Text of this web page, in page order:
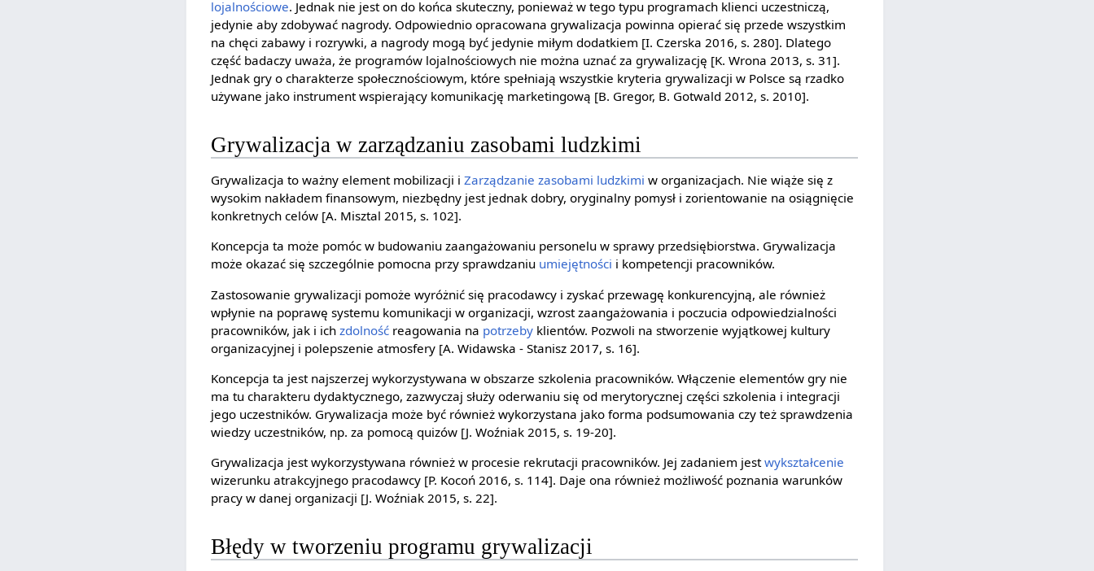
lojalnościowe. Jednak nie jest on do końca skuteczny, ponieważ w tego typu programach klienci uczestniczą,
jedynie aby zdobywać nagrody. Odpowiednio opracowana grywalizacja powinna opierać się przede wszystkim
na chęci zabawy i rozrywki, a nagrody mogą być jedynie miłym dodatkiem [I. Czerska 2016, s. 280]. Dlatego
część badaczy uważa, że programów lojalnościowych nie można uznać za grywalizację [K. Wrona 2013, s. 31].
Jednak gry o charakterze społecznościowym, które spełniają wszystkie kryteria grywalizacji w Polsce są rzadko
używane jako instrument wspierający komunikację marketingową [B. Gregor, B. Gotwald 2012, s. 2010].
Grywalizacja w zarządzaniu zasobami ludzkimi
Grywalizacja to ważny element mobilizacji iZarządzanie zasobami ludzkimi w organizacjach. Nie wiąże się z
wysokim nakładem finansowym, niezbędny jest jednak dobry, oryginalny pomysł i zorientowanie na osiągnięcie
konkretnych celów [A. Misztal 2015, s. 102].
Koncepcja ta może pomóc w budowaniu zaangażowaniu personelu w sprawy przedsiębiorstwa. Grywalizacja
może okazać się szczególnie pomocna przy sprawdzaniu umiejętności i kompetencji pracowników.
Zastosowanie grywalizacji pomoże wyróżnić się pracodawcy i zyskać przewagę konkurencyjną, ale również
wpłynie na poprawę systemu komunikacji w organizacji, wzrost zaangażowania i poczucia odpowiedzialności
pracowników, jak i ichzdolność reagowania na potrzeby klientów. Pozwoli na stworzenie wyjątkowej kultury
organizacyjnej i polepszenie atmosfery [A. Widawska - Stanisz 2017, s. 16].
Koncepcja ta jest najszerzej wykorzystywana w obszarze szkolenia pracowników. Włączenie elementów gry nie
ma tu charakteru dydaktycznego, zazwyczaj służy oderwaniu się od merytorycznej części szkolenia i integracji
jego uczestników. Grywalizacja może być również wykorzystana jako forma podsumowania czy też sprawdzenia
wiedzy uczestników, np. za pomocą quizów [J. Woźniak 2015, s. 19-20].
Grywalizacja jest wykorzystywana również w procesie rekrutacji pracowników. Jej zadaniem jestwykształcenie
wizerunku atrakcyjnego pracodawcy [P. Kocoń 2016, s. 114]. Daje ona również możliwość poznania warunków
pracy w danej organizacji [J. Woźniak 2015, s. 22].
Błędy w tworzeniu programu grywalizacji